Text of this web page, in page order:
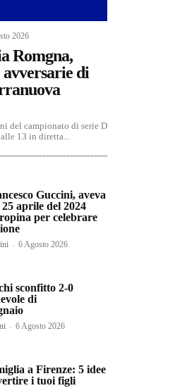
2026
Romgna,
di
del campionato di serie D
13 in diretta...
Guccini, aveva
aprile del 2024
per celebrare
- 6 Agosto 2026
sconfitto 2-0
di
- 6 Agosto 2026
a Firenze: 5 idee
i tuoi figli